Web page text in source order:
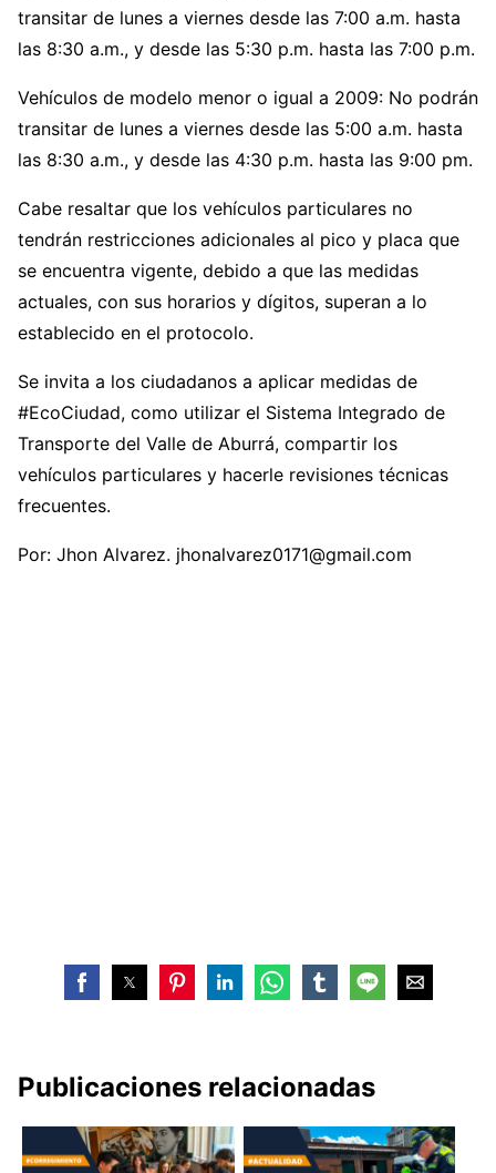
transitar de lunes a viernes desde las 7:00 a.m. hasta
las 8:30 a.m., y desde las 5:30 p.m. hasta las 7:00 p.m.
Vehículos de modelo menor o igual a 2009: No podrán
transitar de lunes a viernes desde las 5:00 a.m. hasta
las 8:30 a.m., y desde las 4:30 p.m. hasta las 9:00 pm.
Cabe resaltar que los vehículos particulares no
tendrán restricciones adicionales al pico y placa que
se encuentra vigente, debido a que las medidas
actuales, con sus horarios y dígitos, superan a lo
establecido en el protocolo.
Se invita a los ciudadanos a aplicar medidas de
#EcoCiudad, como utilizar el Sistema Integrado de
Transporte del Valle de Aburrá, compartir los
vehículos particulares y hacerle revisiones técnicas
frecuentes.
Por: Jhon Alvarez. jhonalvarez0171@gmail.com
Publicaciones relacionadas